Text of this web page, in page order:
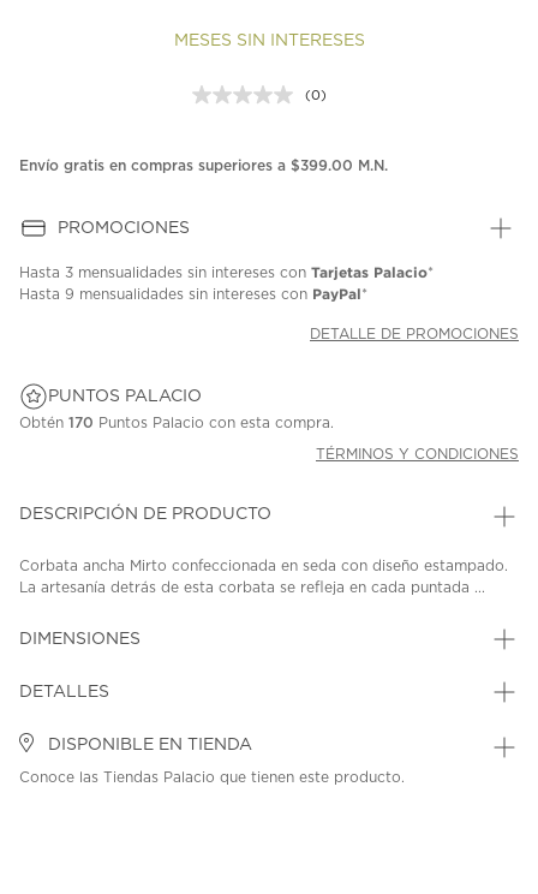
MESES SIN INTERESES
Sin
en
(0)
Envío gratis en compras superiores a $399.00 M.N.
PROMOCIONES
Hasta 3 mensualidades sin intereses con Tarjetas Palacio*
Hasta 9 mensualidades sin intereses con PayPal*
DETALLE DE PROMOCIONES
PUNTOS PALACIO
Obtén 170 Puntos Palacio con esta compra.
TÉRMINOS Y CONDICIONES
DESCRIPCIÓN DE PRODUCTO
Corbata ancha Mirto confeccionada en seda con diseño estampado.
La artesanía detrás de esta corbata se refleja en cada puntada ...
DIMENSIONES
DETALLES
DISPONIBLE EN TIENDA
Conoce las Tiendas Palacio que tienen este producto.